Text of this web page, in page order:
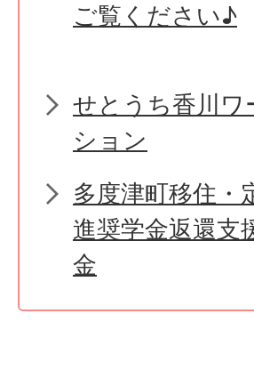
ご覧ください♪
せとうち香川ワ
ション
多度津町移住・
進奨学金返還支
金